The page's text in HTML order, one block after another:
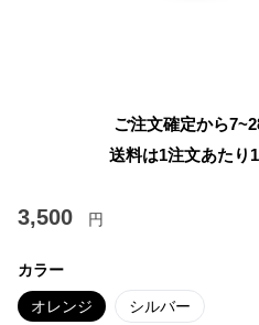
ご注文確定から
送料は1注文あたり
3,500 円
カラー
オレンジ シルバー